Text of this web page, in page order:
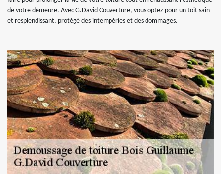
de votre demeure. Avec G.David Couverture, vous optez pour un toit sain
et resplendissant, protégé des intempéries et des dommages.